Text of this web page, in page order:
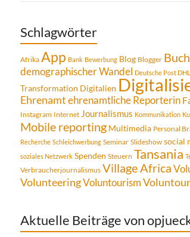
Schlagwörter
Afrika App Bank Bewerbung Blog Blogger
demographischer Wandel Deutsche Post DHL
Transformation Digitalien
Ehrenamtehrenamtliche Reporterin
Instagram Internet Journalismus Kommunikation
Mobile reporting Multimedia Personal
Recherche Schleichwerbung Seminar Slideshow social
soziales Netzwerk Spenden Steuern Tansania
Verbraucherjournalismus Village Africa
VolunteeringVoluntourism
Aktuelle Beiträge von